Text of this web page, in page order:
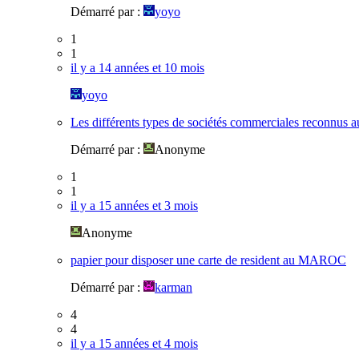
Démarré par :
yoyo
1
1
il y a 14 années et 10 mois
yoyo
Les différents types de sociétés commerciales reconnus
Démarré par :
Anonyme
1
1
il y a 15 années et 3 mois
Anonyme
papier pour disposer une carte de resident au MAROC
Démarré par :
karman
4
4
il y a 15 années et 4 mois